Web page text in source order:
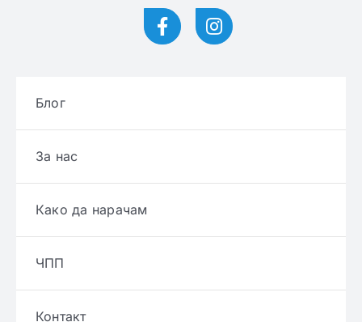
Блог
За нас
Како да нарачам
ЧПП
Контакт